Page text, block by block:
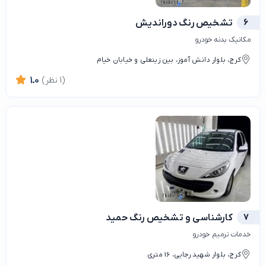
6 تشخیص رنگ دوراندیش
مکانیک بدنه خودرو
کرج، بلوار دانش آموز، بین زینعلی و خیابان خیام
1.0 (1 نظر)
7 کارشناسی و تشخیص رنگ حمید
خدمات ترمیم خودرو
کرج، بلوار شهید رجایی، 16 متری